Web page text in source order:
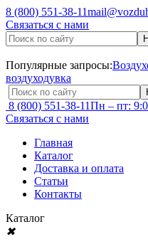
8 (800) 551-38-11
Связаться с нами
Популярные запросы:
воздуходувка
8 (800) 551-38-11Пн – пт:
Связаться с нами
Главная
Каталог
Доставка и оплата
Статьи
Контакты
Каталог
✖